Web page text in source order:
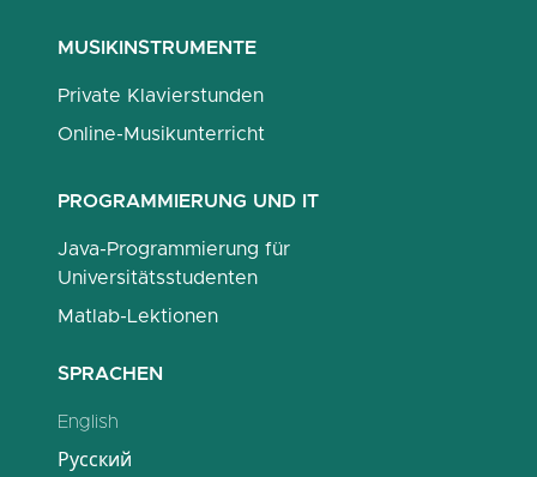
MUSIKINSTRUMENTE
Private Klavierstunden
Online-Musikunterricht
PROGRAMMIERUNG UND IT
Java-Programmierung für
Universitätsstudenten
Matlab-Lektionen
SPRACHEN
English
Русский